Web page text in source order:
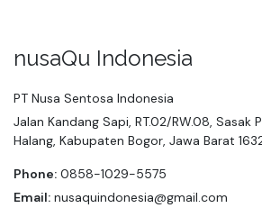
nusaQu Indonesia
PT Nusa Sentosa Indonesia
Jalan Kandang Sapi, RT.02/RW.08, Sasak
Halang, Kabupaten Bogor, Jawa Barat
Phone: 0858-1029-5575
Email: nusaquindonesia@gmail.com